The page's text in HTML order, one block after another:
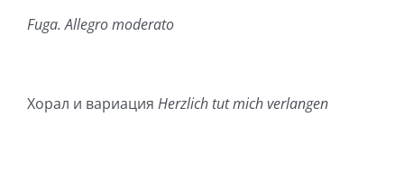
Fuga. Allegro moderato
Хорал и вариация Herzlich tut mich verlangen